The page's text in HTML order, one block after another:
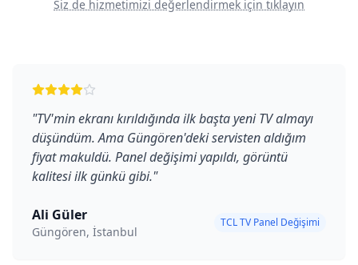
Siz de hizmetimizi değerlendirmek için tıklayın
"TV'min ekranı kırıldığında ilk başta yeni TV almayı
düşündüm. Ama Güngören'deki servisten aldığım
fiyat makuldü. Panel değişimi yapıldı, görüntü
kalitesi ilk günkü gibi."
Ali Güler
Güngören, İstanbul
TCL TV Panel Değişimi